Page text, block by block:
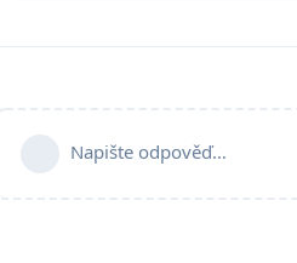
Napište odpověď…